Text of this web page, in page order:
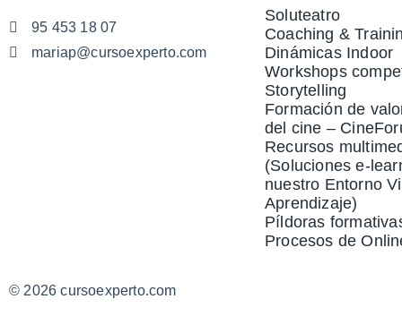
95 453 18 07
mariap@cursoexperto.com
Soluteatro
Coaching &
Dinámicas Indoor
Workshops
Storytelling
Formación de
del cine –
Recursos
(Soluciones e-
nuestro Entorno
Aprendizaje)
Píldoras
Procesos de
© 2026 cursoexperto.com